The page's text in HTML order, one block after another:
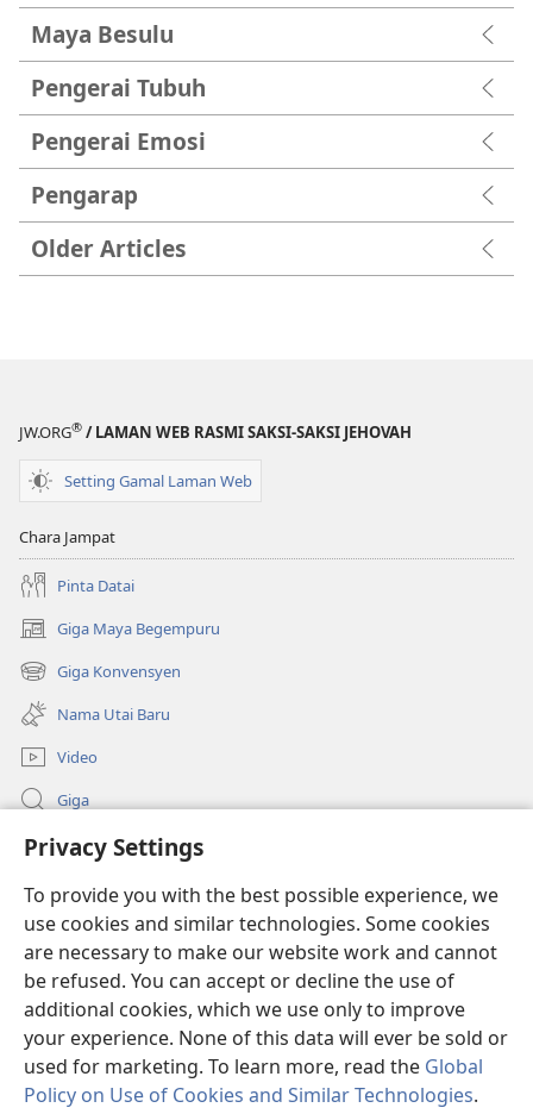
Privacy Settings
To provide you with the best possible experience, we
use cookies and similar technologies. Some cookies
are necessary to make our website work and cannot
be refused. You can accept or decline the use of
additional cookies, which we use only to improve
your experience. None of this data will ever be sold or
used for marketing. To learn more, read the Global
Policy on Use of Cookies and Similar Technologies.
Maya Besulu
Pengerai Tubuh
Pengerai Emosi
Pengarap
Older Articles
JW.ORG® / LAMAN WEB RASMI SAKSI-SAKSI JEHOVAH
Setting Gamal Laman Web
Chara Jampat
Pinta Datai
Giga Maya Begempuru
(opens
new
window)
Giga Konvensyen
(opens
new
window)
Nama Utai Baru
Video
Giga
Penerang Global
Duit Pemeri
(opens
new
window)Watchtower LIBRARI ONLINE
(opens
new
JW Hub ®
(opens
new
window)